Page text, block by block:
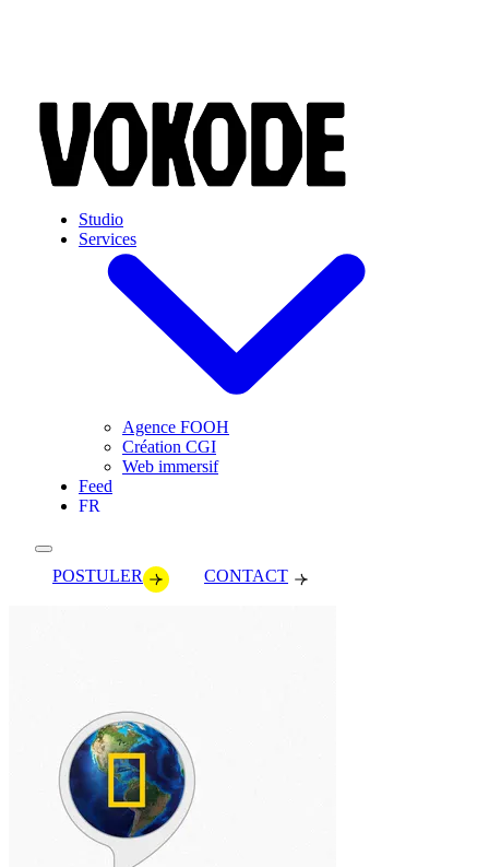
Studio
Services
Agence FOOH
Création CGI
Web immersif
Feed
FR
POSTULER CONTACT